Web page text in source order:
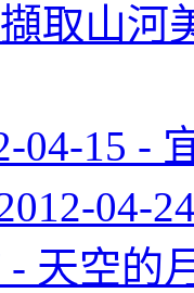
取山
04-15 -
04-
- 天空的